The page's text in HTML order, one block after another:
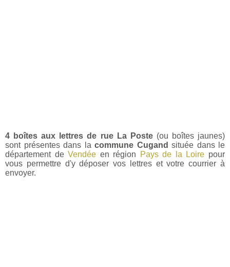
4 boîtes aux lettres de rue La Poste(ou boîtes jaunes)
sont présentes dans la commune Cugand située dans le
département deVendée en région Pays de la Loire pour
vous permettre d'y déposer vos lettres et votre courrier à
envoyer.